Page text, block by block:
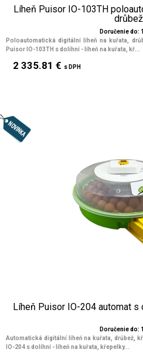
Líheň Puisor IO-103TH
drůbež
Doručenie do:
Poloautomatická digitální líheň na kuřata,
Puisor IO-103TH s dolíhní - líheň na kuřata, kř...
2 335.81 € s DPH
Líheň Puisor IO-204 automat s
Doručenie do:
Automatická digitální líheň na kuřata, drůbež,
IO-204 s dolíhní - líheň na kuřata, křepelky...